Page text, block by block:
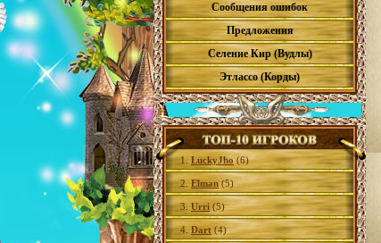
Сообщения ошибок
Предложения
Селение Кир (Вудлы)
Этлассо (Корды)
1. LuckyJho (6)
2. Elman(5)
3. Urri (5)
4. Dart (4)